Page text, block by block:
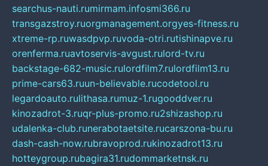
searchus-nauti.rumirmam.infosmi366.ru
transgazstroy.ruorgmanagement.orgyes-fitness.ru
xtreme-rp.ruwasdpvp.ruvoda-otri.rutishinapve.ru
orenferma.ruavtoservis-avgust.rulord-tv.ru
backstage-682-music.rulordfilm7.rulordfilm13.ru
prime-cars63.ruun-believable.rucodetool.ru
legardoauto.rulithasa.rumuz-1.rugooddver.ru
kinozadrot-3.ruqr-plus-promo.ru2shizashop.ru
udalenka-club.runerabotaetsite.rucarszona-bu.ru
dash-cash-now.rubravoprod.rukinozadrot13.ru
hotteygroup.rubagira31.rudommarketnsk.ru